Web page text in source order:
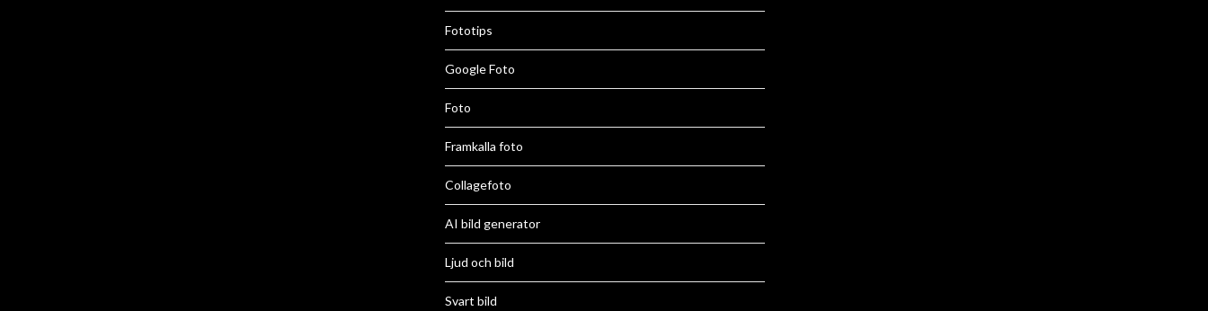
Fototips
Google Foto
Foto
Framkalla foto
Collagefoto
AI bild generator
Ljud och bild
Svart bild